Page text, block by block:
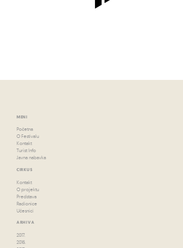
MENI
Početna
O Festivalu
Kontakt
Turist Info
Javna nabavka
CIRKUS
Kontakt
O projektu
Predstava
Radionice
Učesnici
ARHIVA
2017.
2016.